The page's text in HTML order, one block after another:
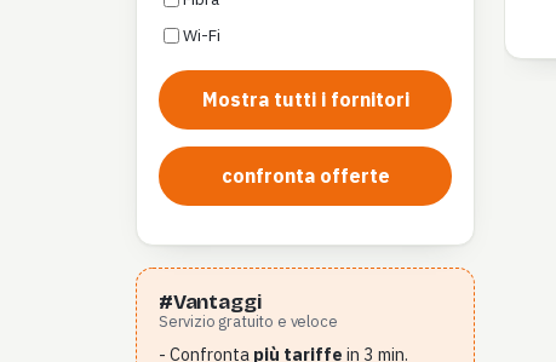
Wi-Fi
Mostra tutti i fornitori
confronta offerte
#Vantaggi
Servizio gratuito e veloce
- Confronta più tariffe in 3 min.